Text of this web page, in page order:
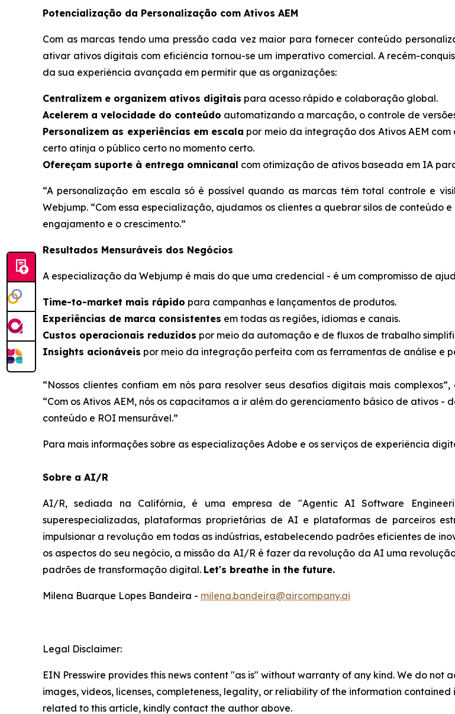
Potencialização da Personalização com Ativos AEM
Com as marcas tendo uma pressão cada vez maior para fornecer conteúdo
ativar ativos digitais com eficiência tornou-se um imperativo comercial. A recém-
da sua experiência avançada em permitir que as organizações:
Centralizem e organizem ativos digitais para acesso rápido e colaboração global.
Acelerem a velocidade do conteúdo automatizando a marcação, o controle de
Personalizem as experiências em escala por meio da integração dos Ativos AEM
certo atinja o público certo no momento certo.
Ofereçam suporte à entrega omnicanal com otimização de ativos baseada em IA
“A personalização em escala só é possível quando as marcas têm total controle e
Webjump. “Com essa especialização, ajudamos os clientes a quebrar silos de
engajamento e o crescimento.”
Resultados Mensuráveis dos Negócios
A especialização da Webjump é mais do que uma credencial - é um compromisso de
Time-to-market mais rápido para campanhas e lançamentos de produtos.
Experiências de marca consistentes em todas as regiões, idiomas e canais.
Custos operacionais reduzidos por meio da automação e de fluxos de trabalho
Insights acionáveis por meio da integração perfeita com as ferramentas de análise e
“Nossos clientes confiam em nós para resolver seus desafios digitais mais
“Com os Ativos AEM, nós os capacitamos a ir além do gerenciamento básico de
conteúdo e ROI mensurável.”
Para mais informações sobre as especializações Adobe e os serviços de experiência
Sobre a AI/R
AI/R, sediada na Califórnia, é uma empresa de "Agentic AI Software
superespecializadas, plataformas proprietárias de AI e plataformas de parceiros
impulsionar a revolução em todas as indústrias, estabelecendo padrões eficientes de
os aspectos do seu negócio, a missão da AI/R é fazer da revolução da AI uma
padrões de transformação digital. Let's breathe in the future.
Milena Buarque Lopes Bandeira - milena.bandeira@aircompany.ai
Legal Disclaimer:
EIN Presswire provides this news content "as is" without warranty of any kind. We do
images, videos, licenses, completeness, legality, or reliability of the information
related to this article, kindly contact the author above.